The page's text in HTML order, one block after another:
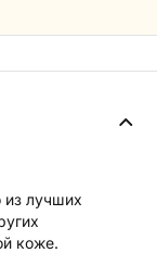
из лучших
коже.